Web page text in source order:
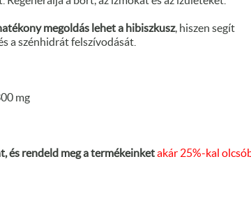
megoldás lehet a hibiszkusz, hiszen segít
a szénhidrát felszívodását.
mg
és rendeld meg a termékeinketakár 25%-kal